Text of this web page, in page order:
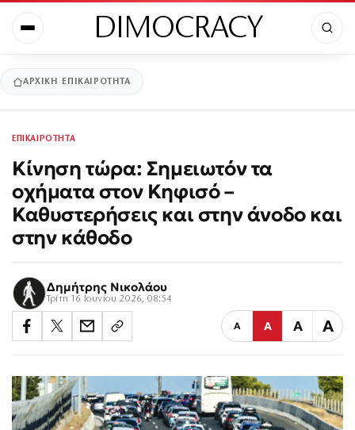
DIMOCRACY
ΑΡΧΙΚΉ ΕΠΙΚΑΙΡΟΤΗΤΑ
ΕΠΙΚΑΙΡΟΤΗΤΑ
Κίνηση τώρα: Σημειωτόν τα
οχήματα στον Κηφισό –
Καθυστερήσεις και στην άνοδο και
στην κάθοδο
Δημήτρης Νικολάου
Τρίτη 16 Ιουνίου 2026, 08:54
Α Α Α Α